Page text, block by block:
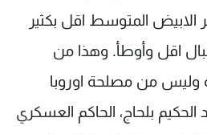
الابيض المتوسط اقل بكثير
اقل وأوطأ. وهذا من
وليس من مصلحة اوروبا
بلحاج، الحاكم العسكري